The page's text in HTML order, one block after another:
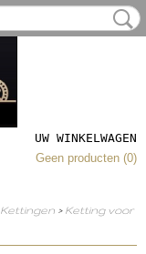
UW WINKELWAGEN
Geen producten (0)
Kettingen > Ketting voor